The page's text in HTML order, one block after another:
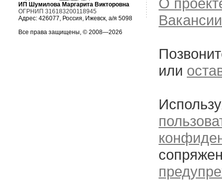
ИП Шумилова Маргарита Викторовна
ОГРНИП 316183200118945
Адрес: 426077, Россия, Ижевск, а/я 5098
Все права защищены, © 2008—2026
Вакансии
или